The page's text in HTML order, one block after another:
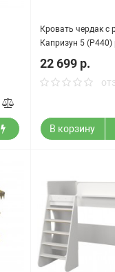
Кровать чердак с
Капризун 5 (Р440)
22 699 р.
В корзину